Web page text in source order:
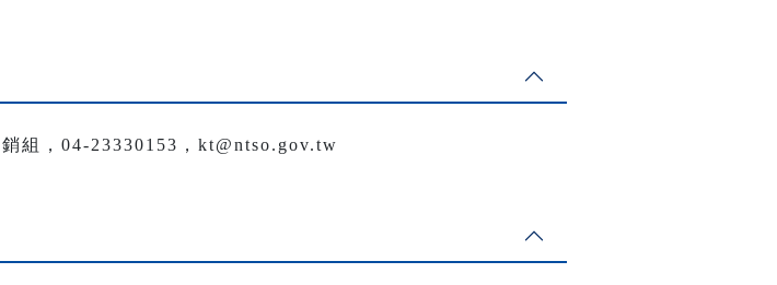
組，04-23330153，kt@ntso.gov.tw